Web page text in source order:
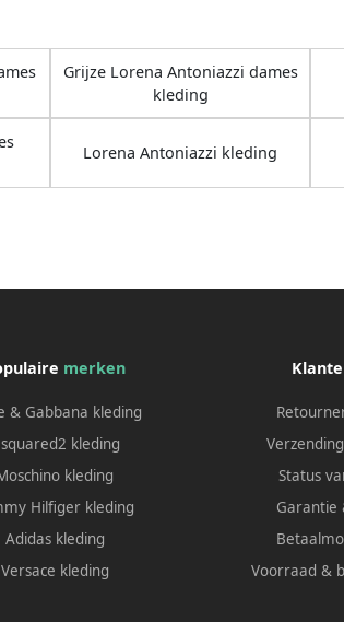
Grijze Lorena Antoniazzi dames
kleding
Lorena Antoniazzi kleding
merken
& Gabbana kleding
kleding
kleding
Hilfiger kleding
Adidas kleding
Versace kleding
Status
Garantie
Voorraad &